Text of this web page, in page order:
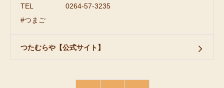
TEL
0264-57-3235
#つまご
つたむらや【公式サイト】